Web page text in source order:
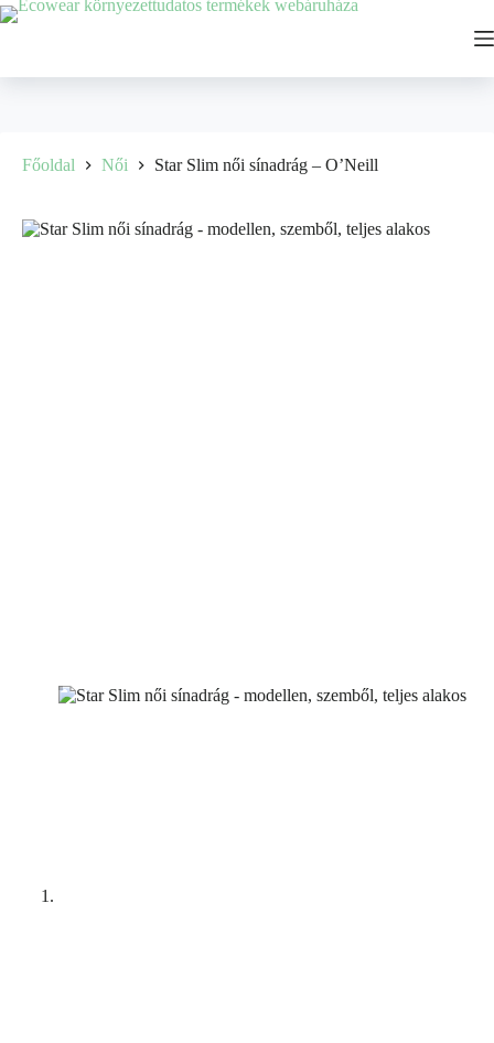
Ugrás
a
Főoldal Női Star Slim női sínadrág – O’Neill